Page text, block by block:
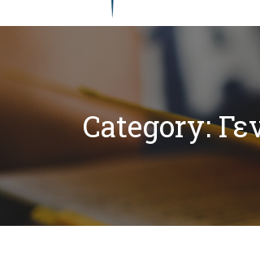
Category: